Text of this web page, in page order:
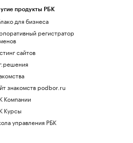
продукты РБК
для бизнеса
регистратор
сайтов
знакомств podbor.ru
Компании
Курсы
управления РБК